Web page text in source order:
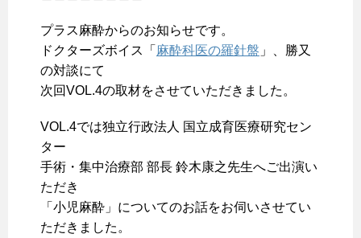
プラス麻酔からのお知らせです。
ドクターズボイス「 麻酔科医の羅針盤 」、勝又
の対談にて
次回VOL.4の取材をさせていただきました。
VOL.4では独立行政法人 国立成育医療研究セン
ター
手術・集中治療部 部長 鈴木康之先生へご出演い
ただき
「小児麻酔」についてのお話をお伺いさせてい
ただきました。